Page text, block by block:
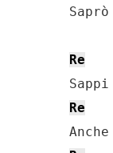
Re
Re